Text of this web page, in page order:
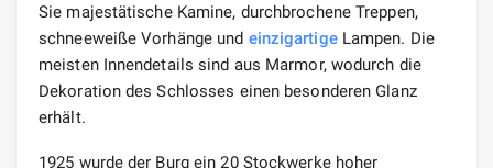
Sie majestätische Kamine, durchbrochene Treppen,
schneeweiße Vorhänge und einzigartigeLampen. Die
meisten Innendetails sind aus Marmor, wodurch die
Dekoration des Schlosses einen besonderen Glanz
erhält.
1925 wurde der Burg ein 20 Stockwerke hoher